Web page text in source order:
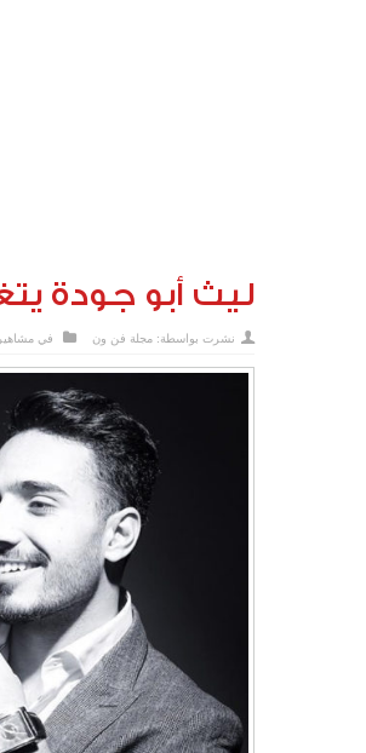
ليث أبو جودة
نشرت بواسطة: مجلة فن ون في مشاهير